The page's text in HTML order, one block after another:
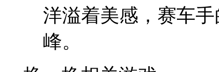
洋溢着美感，赛车
峰。